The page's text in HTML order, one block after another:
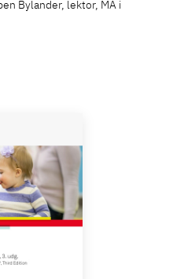
Bylander, lektor, MA i